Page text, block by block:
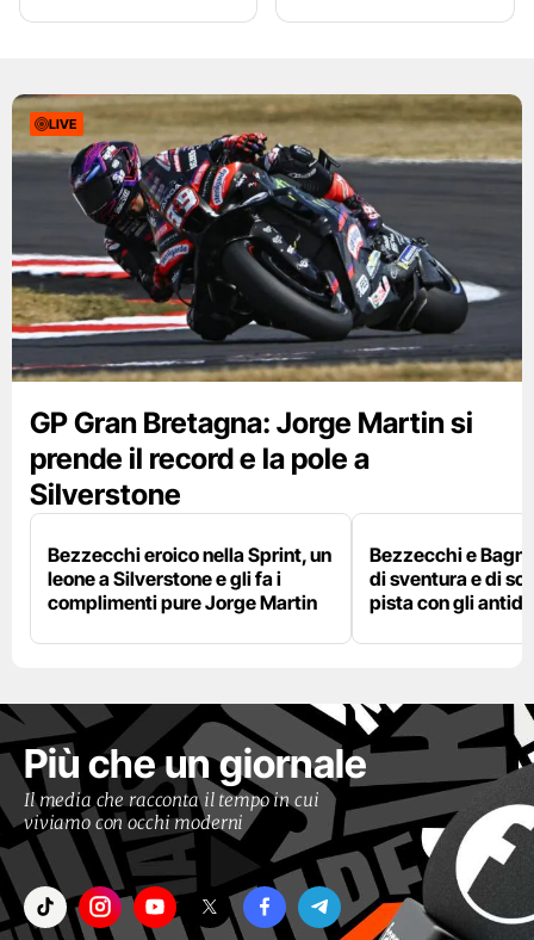
LIVE
GP Gran Bretagna: Jorge Martin si
prende il record e la pole a
Silverstone
Bezzecchi eroico nella Sprint, un
leone a Silverstone e gli fa i
complimenti pure Jorge Martin
Bezzecchi e
di sventura e di
pista con gli
Più che un giornale
Il media che racconta il tempo in cui
viviamo con occhi moderni